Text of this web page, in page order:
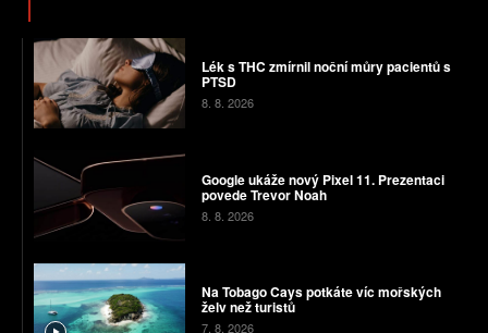
Lék s THC zmírnil noční můry pacientů s
PTSD
8. 8. 2026
Google ukáže nový Pixel 11. Prezentaci
povede Trevor Noah
8. 8. 2026
Na Tobago Cays potkáte víc mořských
želv než turistů
7. 8. 2026